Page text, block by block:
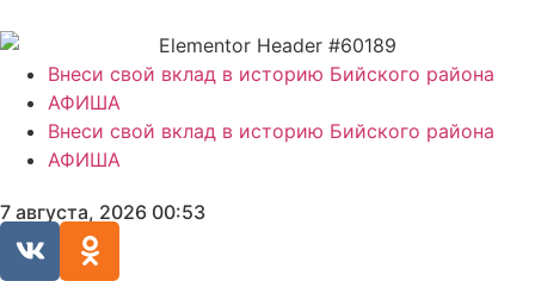
Внеси свой вклад в историю Бийского района
АФИША
Внеси свой вклад в историю Бийского района
АФИША
7 августа, 2026 00:53